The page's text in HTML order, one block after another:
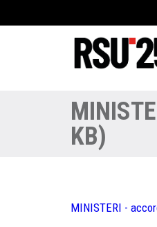
KB)
MINISTERI -